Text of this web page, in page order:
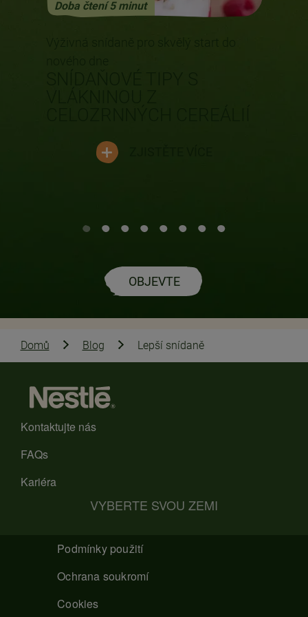
Doba čtení 5 minut
OBJEVTE
Domů Blog Lepší snídaně
Kontaktujte nás
FAQs
Kariéra
VYBERTE SVOU ZEMI
Podmínky použití
Ochrana soukromí
Cookies